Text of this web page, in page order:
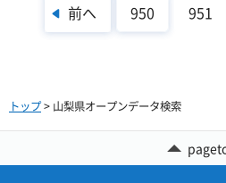
前へ 950 951
トップ> 山梨県オープンデータ検索